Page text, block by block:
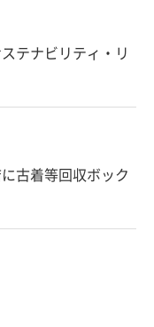
テナビリティ・リ
古着等回収ボック